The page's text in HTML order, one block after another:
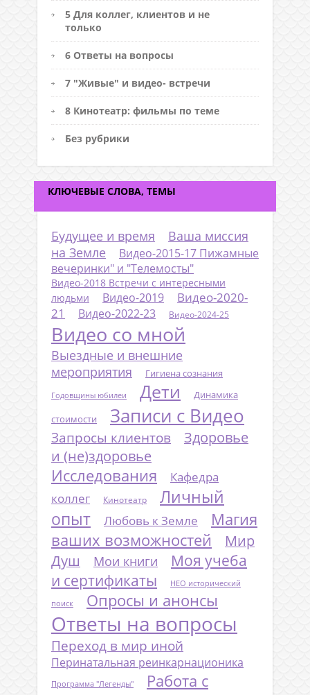
5 Для коллег, клиентов и не
только
6 Ответы на вопросы
7 "Живые" и видео- встречи
8 Кинотеатр: фильмы по теме
Без рубрики
КЛЮЧЕВЫЕ СЛОВА, ТЕМЫ
Будущее и время
Ваша миссия
на Земле
Видео-2015-17 Пижамные
вечеринки" и "Телемосты"
Видео-2018 Встречи с интересными
людьми
Видео-2019
Видео-2020-
21
Видео-2022-23 Видео-2024-25
Видео со мной
Выездные и внешние
мероприятия
Гигиена сознания
Годовщины юбилеи Дети
Динамика
стоимости
Записи с Видео
Запросы клиентов
Здоровье
и (не)здоровье
Исследования
Кафедра
коллег
Кинотеатр
Личный
опыт
Любовь к Земле
Магия
ваших возможностей
Мир
Душ
Мои книги
Моя учеба
и сертификаты
НЕО исторический
поиск Опросы и анонсы
Ответы на вопросы
Переход в мир иной
Перинатальная реинкарнационика
Программа "Легенды"
Работа с